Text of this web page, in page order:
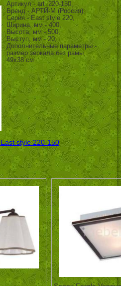
Артикул - art_220-150,
Бренд - АРТИ-М (Россия),
Серия - East style 220,
Ширина, мм - 400,
Высота, мм - 500,
Выступ, мм - 20,
Дополнительные параметры -
размер зеркала без рамы
49х38 см